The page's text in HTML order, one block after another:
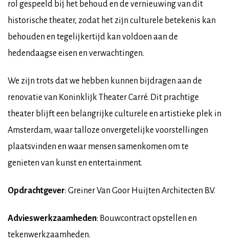
rol gespeeld bij het behoud en de vernieuwing van dit
historische theater, zodat het zijn culturele betekenis kan
behouden en tegelijkertijd kan voldoen aan de
hedendaagse eisen en verwachtingen.
We zijn trots dat we hebben kunnen bijdragen aan de
renovatie van Koninklijk Theater Carré. Dit prachtige
theater blijft een belangrijke culturele en artistieke plek in
Amsterdam, waar talloze onvergetelijke voorstellingen
plaatsvinden en waar mensen samenkomen om te
genieten van kunst en entertainment.
Opdrachtgever: Greiner Van Goor Huijten Architecten B.V.
Advieswerkzaamheden: Bouwcontract opstellen en
tekenwerkzaamheden.